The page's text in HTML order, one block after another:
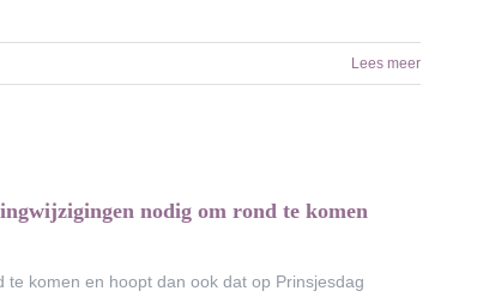
Lees meer
nodig om rond te komen
komen en hoopt dan ook dat op Prinsjesdag